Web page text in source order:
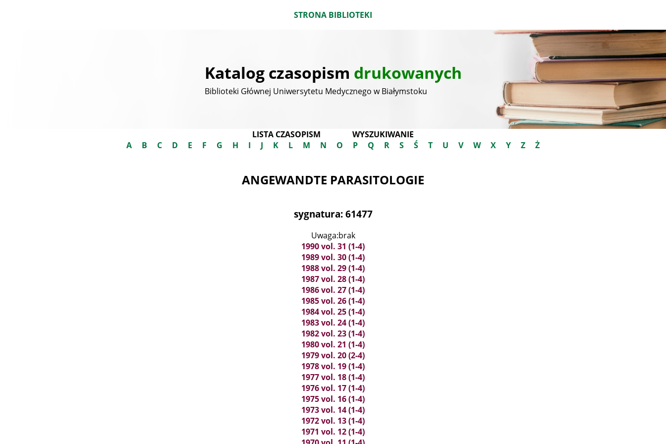
STRONA BIBLIOTEKI
Katalog czasopism drukowanych
Biblioteki Głównej Uniwersytetu Medycznego w Białymstoku
LISTA CZASOPISM
WYSZUKIWANIE
A
B C D E F G H I J K L M N O P Q R S Ś T U V W X Y Z Ż
ANGEWANDTE PARASITOLOGIE
sygnatura: 61477
Uwaga:brak
1990 vol. 31 (1-4)
1989 vol. 30 (1-4)
1988 vol. 29 (1-4)
1987 vol. 28 (1-4)
1986 vol. 27 (1-4)
1985 vol. 26 (1-4)
1984 vol. 25 (1-4)
1983 vol. 24 (1-4)
1982 vol. 23 (1-4)
1980 vol. 21 (1-4)
1979 vol. 20 (2-4)
1978 vol. 19 (1-4)
1977 vol. 18 (1-4)
1976 vol. 17 (1-4)
1975 vol. 16 (1-4)
1973 vol. 14 (1-4)
1972 vol. 13 (1-4)
1971 vol. 12 (1-4)